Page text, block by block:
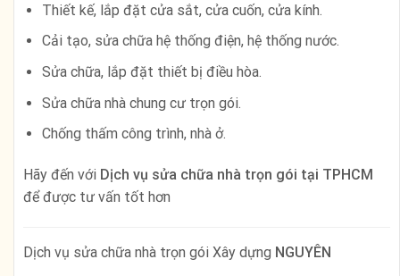
Thiết kế, lắp đặt cửa sắt, cửa cuốn, cửa kính.
Cải tạo, sửa chữa hệ thống điện, hệ thống nước.
Sửa chữa, lắp đặt thiết bị điều hòa.
Sửa chữa nhà chung cư trọn gói.
Chống thấm công trình, nhà ở.
Hãy đến với Dịch vụ sửa chữa nhà trọn gói tại TPHCM
để được tư vấn tốt hơn
Dịch vụ sửa chữa nhà trọn gói Xây dựng NGUYÊN